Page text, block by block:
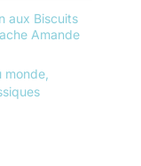
aux Biscuits
Amande
monde